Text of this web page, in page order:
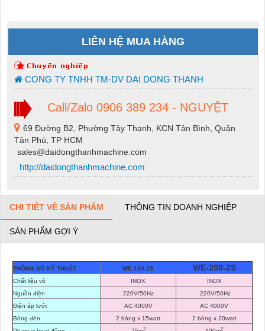
LIÊN HỆ MUA HÀNG
CONG TY TNHH TM-DV DAI DONG THANH
Call/Zalo 0906 389 234 - NGUYỆT
69 Đường B2, Phường Tây Thạnh, KCN Tân Bình, Quận
Tân Phú, TP HCM
sales@daidongthanhmachine.com
http://daidongthanhmachine.com
CHI TIẾT VỀ SẢN PHẨM THÔNG TIN DOANH NGHIỆP
SẢN PHẨM GỢI Ý
THÔNG SỐ KỸ THUẬT WE-150-2S WE-200-2S
Chất liệu vỏ INOX
INOX
Nguồn điện
220V/50Hz
220V/50Hz
Điện áp lưới
AC 4000V
AC 4000V
Bóng đèn
2 bóng x 15watt
2 bóng x 20watt
2 2